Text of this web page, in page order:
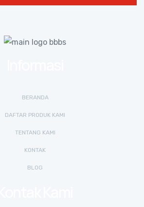
BERANDA
DAFTAR PRODUK KAMI
TENTANG KAMI
KONTAK
BLOG